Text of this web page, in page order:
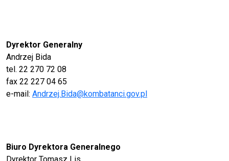
Dyrektor Generalny
Andrzej Bida
tel. 22 270 72 08
fax 22 227 04 65
e-mail: Andrzej.Bida@kombatanci.gov.pl
Biuro Dyrektora Generalnego